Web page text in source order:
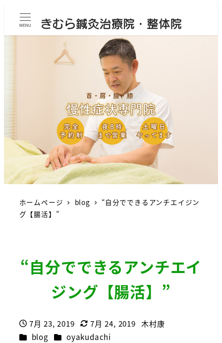
MENU
ホームページ blog
“自分でできるアンチエイジン
グ【腸活】”
“自分でできるアンチエイ
ジング【腸活】”
投稿日
7月 23, 2019
更新日
7月 24, 2019
著
木村康
カテゴリー
blog カテゴリー
oyakudachi